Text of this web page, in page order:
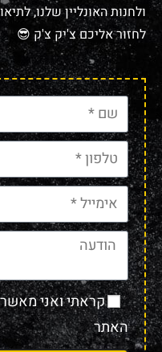
ולחנות האונליין שלנו,
לחזור אליכם צ'יק צ'ק 😎
קראתי ואני
האתר